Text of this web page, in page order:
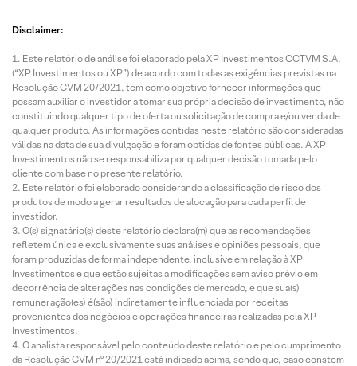
Disclaimer:
Este relatório de análise foi elaborado pela XP Investimentos CCTVM S.A.
(“XP Investimentos ou XP”) de acordo com todas as exigências previstas na
Resolução CVM 20/2021, tem como objetivo fornecer informações que
possam auxiliar o investidor a tomar sua própria decisão de investimento, não
constituindo qualquer tipo de oferta ou solicitação de compra e/ou venda de
qualquer produto. As informações contidas neste relatório são consideradas
válidas na data de sua divulgação e foram obtidas de fontes públicas. A XP
Investimentos não se responsabiliza por qualquer decisão tomada pelo
cliente com base no presente relatório.
Este relatório foi elaborado considerando a classificação de risco dos
produtos de modo a gerar resultados de alocação para cada perfil de
investidor.
O(s) signatário(s) deste relatório declara(m) que as recomendações
refletem única e exclusivamente suas análises e opiniões pessoais, que
foram produzidas de forma independente, inclusive em relação à XP
Investimentos e que estão sujeitas a modificações sem aviso prévio em
decorrência de alterações nas condições de mercado, e que sua(s)
remuneração(es) é(são) indiretamente influenciada por receitas
provenientes dos negócios e operações financeiras realizadas pela XP
Investimentos.
O analista responsável pelo conteúdo deste relatório e pelo cumprimento
da Resolução CVM nº 20/2021 está indicado acima, sendo que, caso constem